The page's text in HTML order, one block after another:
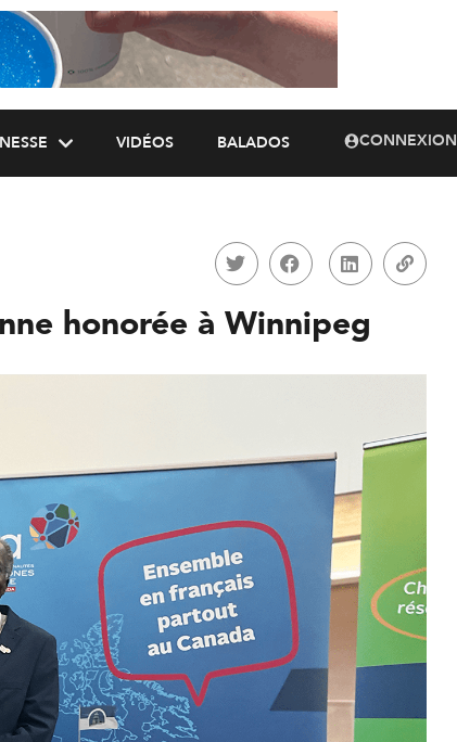
VIDÉOS BALADOS CONNEXION
honorée à Winnipeg